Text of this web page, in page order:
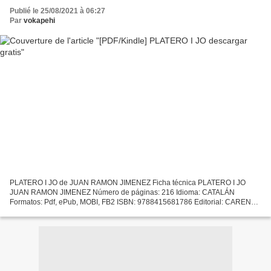
Publié le 25/08/2021 à 06:27
Par vokapehi
PLATERO I JO de JUAN RAMON JIMENEZ Ficha técnica PLATERO I JO
JUAN RAMON JIMENEZ Número de páginas: 216 Idioma: CATALÁN
Formatos: Pdf, ePub, MOBI, FB2 ISBN: 9788415681786 Editorial: CARENA